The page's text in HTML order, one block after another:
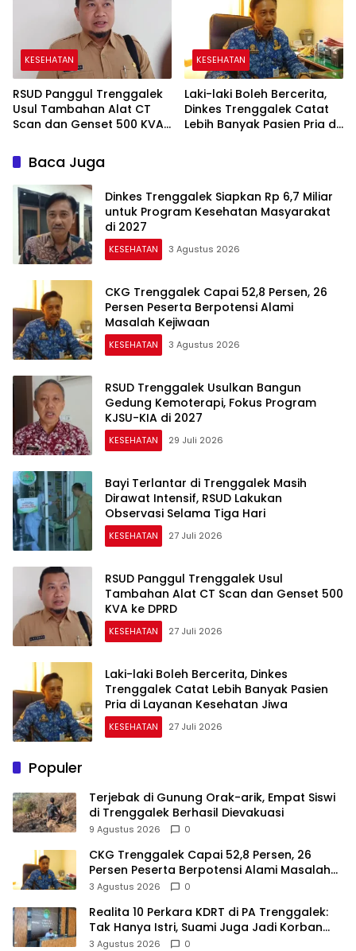
KESEHATAN
RSUD Panggul Trenggalek
Usul Tambahan Alat CT
Scan dan Genset 500 KVA
KESEHATAN
Laki-laki Boleh Bercerita,
Dinkes Trenggalek Catat
Lebih Banyak Pasien Pria di
Baca Juga
Dinkes Trenggalek Siapkan Rp 6,7 Miliar
untuk Program Kesehatan Masyarakat
di 2027
KESEHATAN 3 Agustus 2026
CKG Trenggalek Capai 52,8 Persen, 26
Persen Peserta Berpotensi Alami
Masalah Kejiwaan
KESEHATAN 3 Agustus 2026
RSUD Trenggalek Usulkan Bangun
Gedung Kemoterapi, Fokus Program
KJSU-KIA di 2027
KESEHATAN 29 Juli 2026
Bayi Terlantar di Trenggalek Masih
Dirawat Intensif, RSUD Lakukan
Observasi Selama Tiga Hari
KESEHATAN 27 Juli 2026
RSUD Panggul Trenggalek Usul
Tambahan Alat CT Scan dan Genset 500
KVA ke DPRD
KESEHATAN 27 Juli 2026
Laki-laki Boleh Bercerita, Dinkes
Trenggalek Catat Lebih Banyak Pasien
Pria di Layanan Kesehatan Jiwa
KESEHATAN 27 Juli 2026
Populer
Terjebak di Gunung Orak-arik, Empat Siswi
di Trenggalek Berhasil Dievakuasi
9 Agustus 2026 0
CKG Trenggalek Capai 52,8 Persen, 26
Persen Peserta Berpotensi Alami Masalah
Kejiwaan
3 Agustus 2026 0
Realita 10 Perkara KDRT di PA Trenggalek:
Tak Hanya Istri, Suami Juga Jadi Korban
Kekerasan
3 Agustus 2026 0